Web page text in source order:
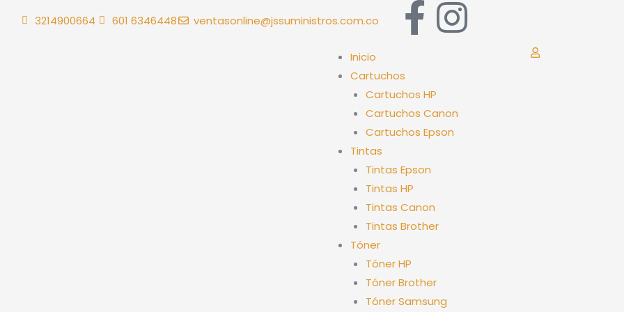
3214900664 601 6346448 ventasonline@jssuministros.com.co F
a
c
e
b
o
-
I
t
Inicio
Cartuchos
Cartuchos HP
Cartuchos Canon
Cartuchos Epson
Tintas
Tintas Epson
Tintas HP
Tintas Canon
Tintas Brother
Tóner
Tóner HP
Tóner Brother
Tóner Samsung